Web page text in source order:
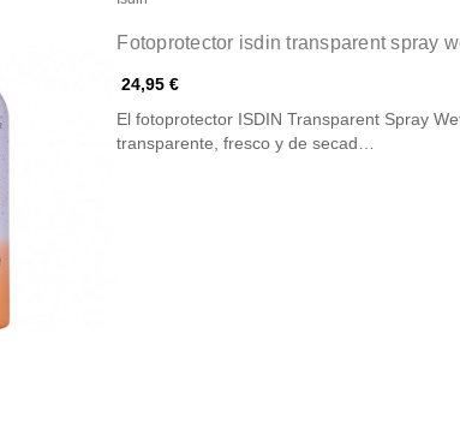
Fotoprotector isdin transparent spray
24,95 €
El fotoprotector ISDIN Transparent Spray
transparente, fresco y de secad…